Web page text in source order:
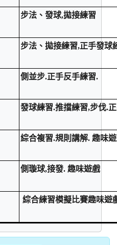
步法、發球,拋接練習
步法、拋接練習,正手發球
側並步.正手反手練習.
發球練習.推擋練習,步伐.
綜合複習.規則講解. 趣味
側璇球,接發. 趣味遊戲
綜合練習模擬比賽趣味遊